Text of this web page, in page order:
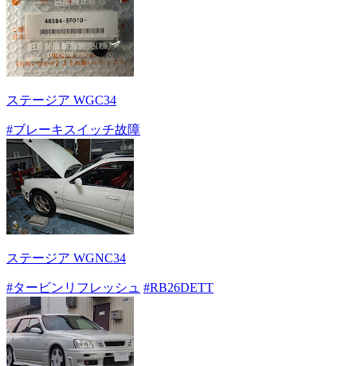
ステージア WGC34
#ブレーキスイッチ故障
ステージア WGNC34
#タービンリフレッシュ #RB26DETT